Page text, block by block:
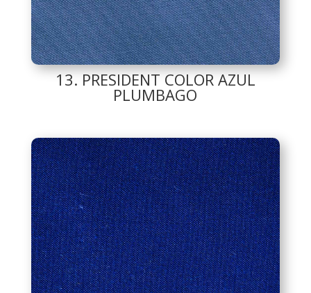
13. PRESIDENT COLOR AZUL
PLUMBAGO